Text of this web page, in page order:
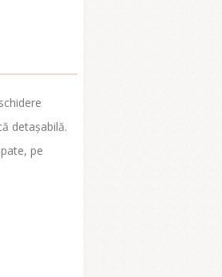
detașabilă.
pe